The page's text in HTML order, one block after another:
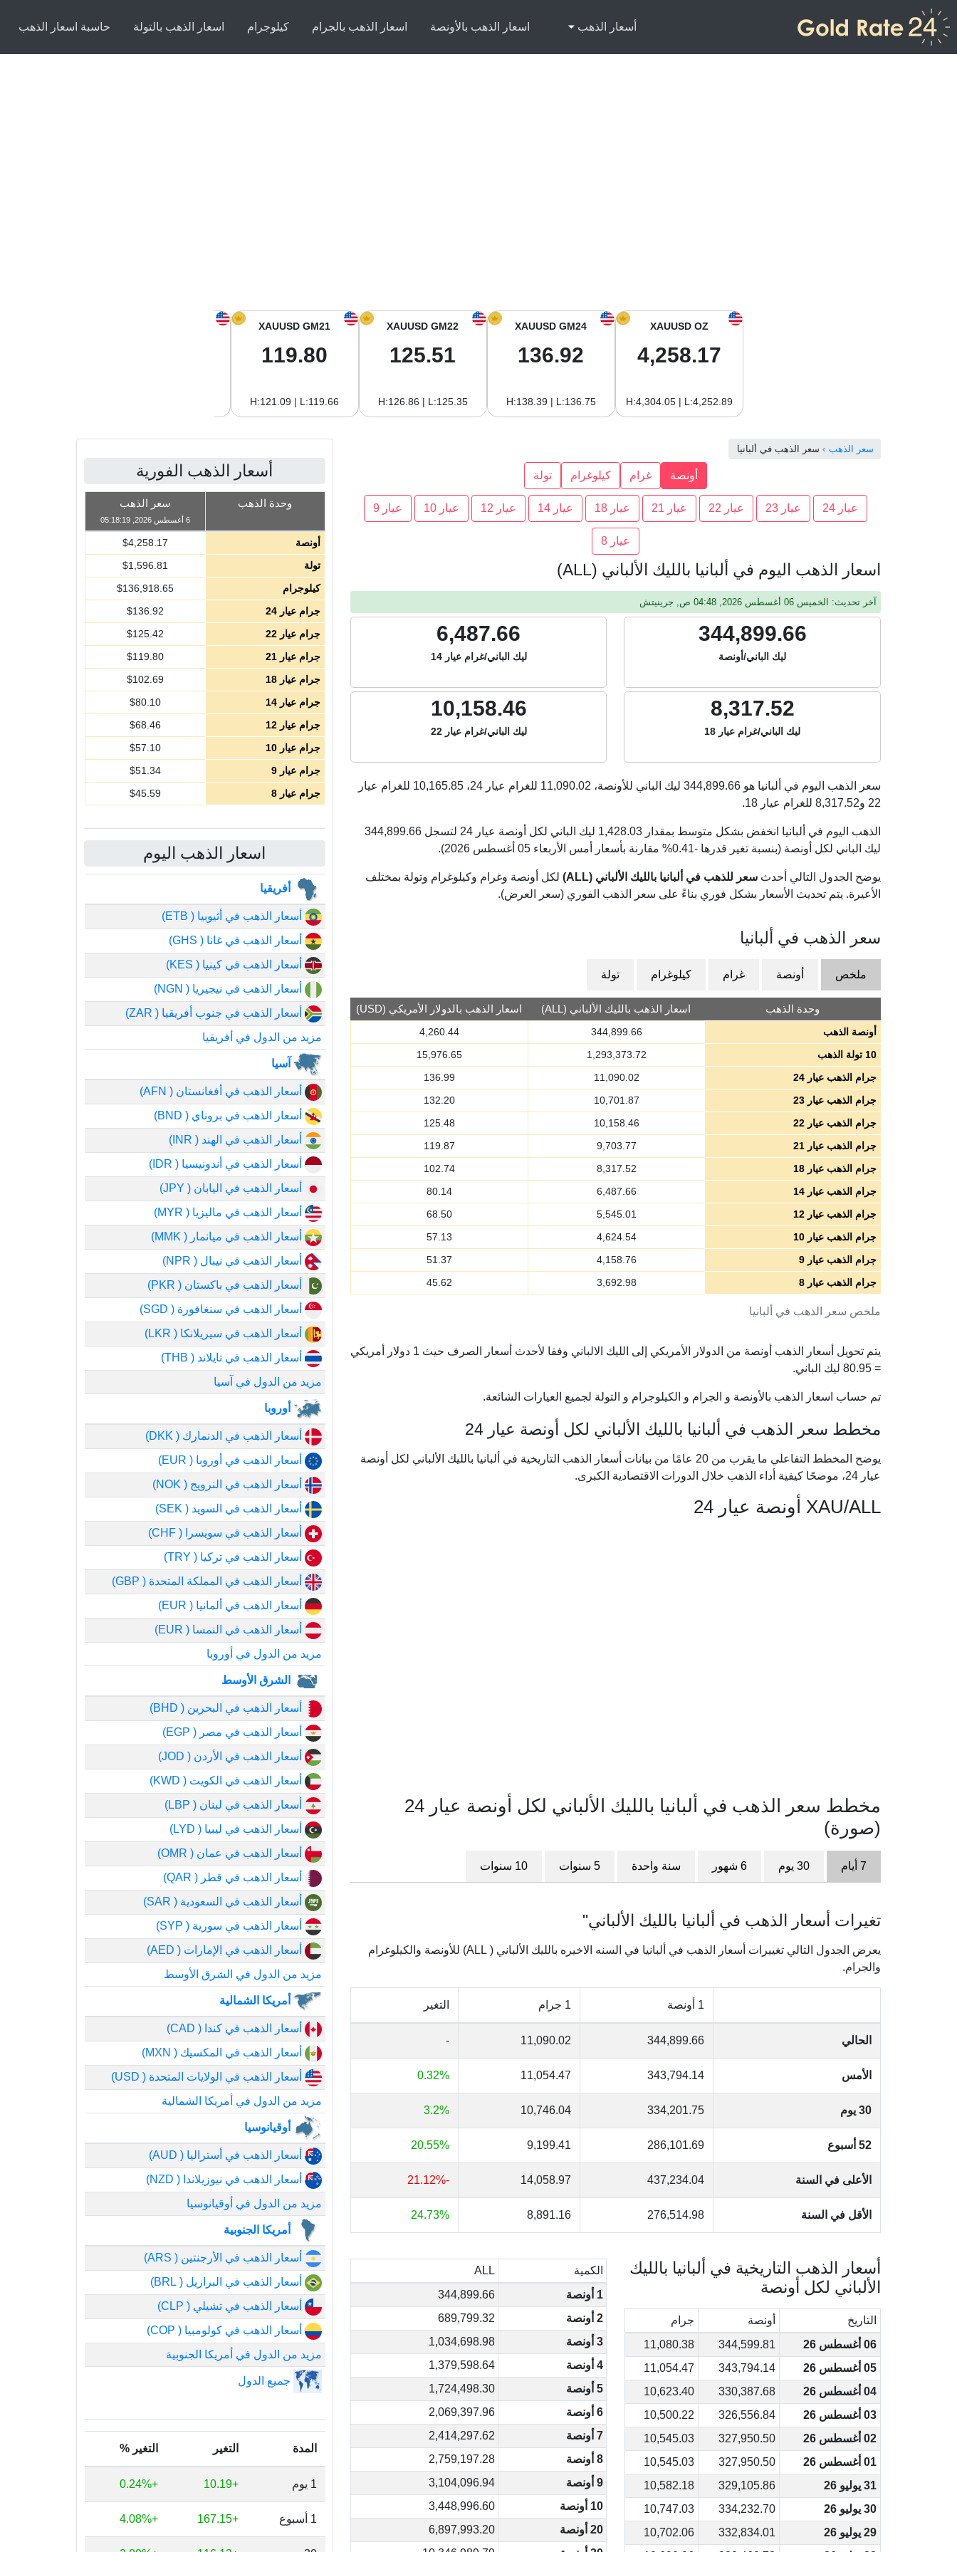
أسعار الذهب اسعار الذهب بالأونصة اسعار الذهب بالجرام كيلوجرام اسعار الذهب بالتولة حاسبة اسعار الذهب
XAUUSD OZ
4,258.17
H:4,304.05 | L:4,252.89
XAUUSD GM24
136.92
H:138.39 | L:136.75
XAUUSD GM22
125.51
H:126.86 | L:125.35
XAUUSD GM21
119.80
H:121.09 | L:119.66
سعر الذهب سعر الذهب في ألبانيا
أونصة غرام كيلوغرام تولة
عيار 24 عيار 23 عيار 22 عيار 21 عيار 18 عيار 14 عيار 12 عيار 10 عيار 9
عيار 8
اسعار الذهب اليوم في ألبانيا بالليك الألباني (ALL)
آخر تحديث: الخميس 06 أغسطس 2026, 04:48 ص, جرينيتش
344,899.66
ليك الباني/أونصة
6,487.66
ليك الباني/غرام عيار 14
8,317.52
ليك الباني/غرام عيار 18
10,158.46
ليك الباني/غرام عيار 22
سعر الذهب اليوم في ألبانيا هو 344,899.66 ليك الباني للأونصة، 11,090.02 للغرام عيار 24، 10,165.85 للغرام عيار
22 و
8,317.52 للغرام عيار 18.
الذهب اليوم في ألبانيا انخفض بشكل متوسط بمقدار 1,428.03 ليك الباني لكل أونصة عيار 24 لتسجل 344,899.66
ليك الباني لكل أونصة (بنسبة تغير قدرها -0.41% مقارنة بأسعار أمس الأربعاء 05 أغسطس 2026).
يوضح الجدول التالي أحدث سعر للذهب في ألبانيا بالليك الألباني (ALL)
لكل أونصة وغرام وكيلوغرام وتولة بمختلف
الأعيرة. يتم تحديث الأسعار بشكل فوري بناءً على سعر الذهب الفوري (سعر العرض).
سعر الذهب في ألبانيا
ملخص أونصة غرام كيلوغرام تولة
ملخص سعر الذهب في ألبانيا
وحدة الذهب اسعار الذهب بالليك الألباني (ALL) اسعار الذهب بالدولار الأمريكي (USD)
أونصة الذهب 344,899.66
4,260.44
10 تولة الذهب
1,293,373.72
15,976.65
جرام الذهب عيار 24
11,090.02
136.99
جرام الذهب عيار 23
10,701.87
132.20
جرام الذهب عيار 22
10,158.46
125.48
جرام الذهب عيار 21
9,703.77
119.87
جرام الذهب عيار 18
8,317.52
102.74
جرام الذهب عيار 14
6,487.66
80.14
جرام الذهب عيار 12
5,545.01
68.50
جرام الذهب عيار 10
4,624.54
57.13
جرام الذهب عيار 9
4,158.76
51.37
جرام الذهب عيار 8
3,692.98
45.62
يتم تحويل أسعار الذهب أونصة من الدولار الأمريكي إلى الليك الالباني وفقا لأحدث أسعار الصرف حيث 1 دولار أمريكي
=
80.95 ليك الباني.
تم حساب اسعار الذهب بالأونصة و الجرام و الكيلوجرام و التولة لجميع العيارات الشائعة.
مخطط سعر الذهب في ألبانيا بالليك الألباني لكل أونصة عيار 24
يوضح المخطط التفاعلي ما يقرب من 20 عامًا من بيانات أسعار الذهب التاريخية في ألبانيا بالليك الألباني لكل أونصة
عيار 24، موضحًا كيفية أداء الذهب خلال الدورات الاقتصادية الكبرى.
XAU/ALL أونصة عيار 24
مخطط سعر الذهب في ألبانيا بالليك الألباني لكل أونصة عيار 24
(صورة)
7 أيام 30 يوم 6 شهور سنة واحدة 5 سنوات 10 سنوات
تغيرات أسعار الذهب في ألبانيا بالليك الألباني"
يعرض الجدول التالي تغييرات أسعار الذهب في ألبانيا في السنه الاخيره بالليك الألباني ( ALL) للأونصة والكيلوغرام
والجرام.
1 أونصة 1 جرام التغير
الحالي 344,899.66
11,090.02
-
الأمس 343,794.14
11,054.47
0.32%
30 يوم 334,201.75
10,746.04
3.2%
52 أسبوع 286,101.69
9,199.41
20.55%
الأعلى في السنة 437,234.04
14,058.97
-21.12%
الأقل في السنة 276,514.98
8,891.16
24.73%
أسعار الذهب التاريخية في ألبانيا بالليك
الألباني لكل أونصة
التاريخ أونصة
جرام
06 أغسطس 26
344,599.81
11,080.38
05 أغسطس 26
343,794.14
11,054.47
04 أغسطس 26
330,387.68
10,623.40
03 أغسطس 26
326,556.84
10,500.22
02 أغسطس 26
327,950.50
10,545.03
01 أغسطس 26
327,950.50
10,545.03
31 يوليو 26
329,105.86
10,582.18
30 يوليو 26
334,232.70
10,747.03
29 يوليو 26
332,834.01
10,702.06
الكمية
ALL
1 أونصة
344,899.66
2 أونصة
689,799.32
3 أونصة
1,034,698.98
4 أونصة
1,379,598.64
5 أونصة
1,724,498.30
6 أونصة
2,069,397.96
7 أونصة
2,414,297.62
8 أونصة
2,759,197.28
9 أونصة
3,104,096.94
10 أونصة
3,448,996.60
20 أونصة
6,897,993.20
أسعار الذهب الفورية
وحدة الذهب سعر الذهب
6 أغسطس 2026, 05:18:19
أونصة $4,258.17
تولة
$1,596.81
كيلوجرام
$136,918.65
جرام عيار 24
$136.92
جرام عيار 22
$125.42
جرام عيار 21
$119.80
جرام عيار 18
$102.69
جرام عيار 14
$80.10
جرام عيار 12
$68.46
جرام عيار 10
$57.10
جرام عيار 9
$51.34
جرام عيار 8
$45.59
اسعار الذهب اليوم
أفريقيا
أسعار الذهب في أثيوبيا ( ETB)
أسعار الذهب في غانا ( GHS)
أسعار الذهب في كينيا ( KES)
أسعار الذهب في نيجيريا ( NGN)
أسعار الذهب في جنوب أفريقيا ( ZAR)
مزيد من الدول في أفريقيا
آسيا
أسعار الذهب في أفغانستان ( AFN)
أسعار الذهب في بروناي ( BND)
أسعار الذهب في الهند ( INR)
أسعار الذهب في أندونيسيا ( IDR)
أسعار الذهب في اليابان ( JPY)
أسعار الذهب في ماليزيا ( MYR)
أسعار الذهب في ميانمار ( MMK)
أسعار الذهب في نيبال ( NPR)
أسعار الذهب في باكستان ( PKR)
أسعار الذهب في سنغافورة ( SGD)
أسعار الذهب في سيريلانكا ( LKR)
أسعار الذهب في تايلاند ( THB)
مزيد من الدول في آسيا
أوروبا
أسعار الذهب في الدنمارك ( DKK)
أسعار الذهب في أوروبا ( EUR)
أسعار الذهب في النرويج ( NOK)
أسعار الذهب في السويد ( SEK)
أسعار الذهب في سويسرا ( CHF)
أسعار الذهب في تركيا ( TRY)
أسعار الذهب في المملكة المتحدة ( GBP)
أسعار الذهب في ألمانيا ( EUR)
أسعار الذهب في النمسا ( EUR)
مزيد من الدول في أوروبا
الشرق الأوسط
أسعار الذهب في البحرين ( BHD)
أسعار الذهب في مصر ( EGP)
أسعار الذهب في الأردن ( JOD)
أسعار الذهب في الكويت ( KWD)
أسعار الذهب في لبنان ( LBP)
أسعار الذهب في ليبيا ( LYD)
أسعار الذهب في عمان ( OMR)
أسعار الذهب في قطر ( QAR)
أسعار الذهب في السعودية ( SAR)
أسعار الذهب في سورية ( SYP)
أسعار الذهب في الإمارات ( AED)
مزيد من الدول في الشرق الأوسط
أمريكا الشمالية
أسعار الذهب في كندا ( CAD)
أسعار الذهب في المكسيك ( MXN)
أسعار الذهب في الولايات المتحدة ( USD)
مزيد من الدول في أمريكا الشمالية
أوقيانوسيا
أسعار الذهب في أستراليا ( AUD)
أسعار الذهب في نيوزيلاندا ( NZD)
مزيد من الدول في أوقيانوسيا
أمريكا الجنوبية
أسعار الذهب في الأرجنتين ( ARS)
أسعار الذهب في البرازيل ( BRL)
أسعار الذهب في تشيلي ( CLP)
أسعار الذهب في كولومبيا ( COP)
مزيد من الدول في أمريكا الجنوبية
جميع الدول
المدة التغير التغير %
1 يوم +10.19
+0.24%
1 أسبوع +167.15
+4.08%